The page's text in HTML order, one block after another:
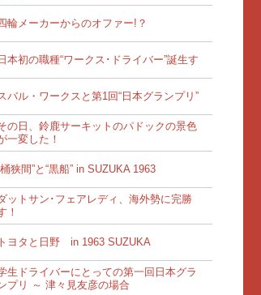
輪メーカーからのオファー!？
日本初の職種“ワークス･ドライバー”誕生す
バル・ワークスと第1回“日本グランプリ”
の日、鈴鹿サーキットのパドックの景色
一変した！
桶狭間”と“黒船” in SUZUKA 1963
ットサン･フェアレディ、海外勢に完勝
！
トヨタと日野 in 1963 SUZUKA
生ドライバーにとっての第一回日本グラ
プリ ～ 津々見友彦の場合